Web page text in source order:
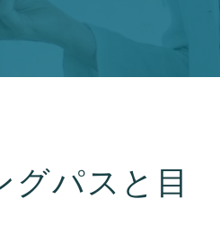
グパスと目